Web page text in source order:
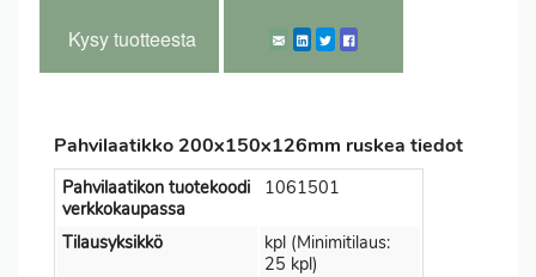
Kysy tuotteesta
Pahvilaatikko 200x150x126mm ruskea tiedot
Pahvilaatikon tuotekoodi
verkkokaupassa
1061501
Tilausyksikkö
kpl (Minimitilaus:
25 kpl)